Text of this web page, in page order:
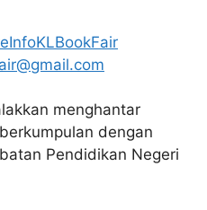
menghantar
dengan
Pendidikan Negeri